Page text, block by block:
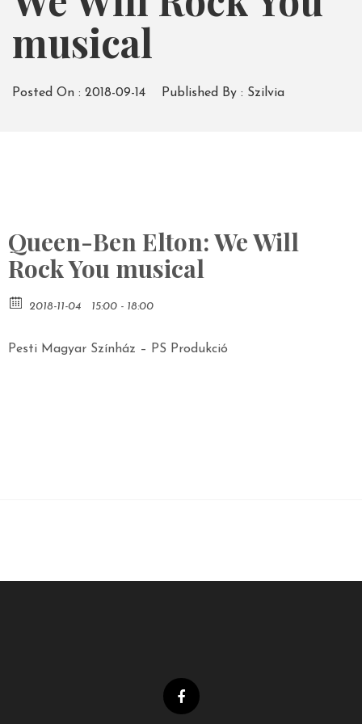
musical
Posted On : 2018-09-14 Published By : Szilvia
Queen-Ben Elton: We Will
Rock You musical
2018-11-04 15:00 - 18:00
Pesti Magyar Színház – PS Produkció